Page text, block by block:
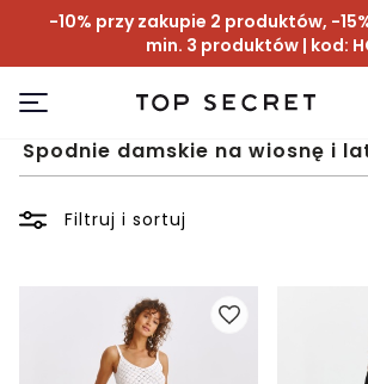
-10% przy zakupie 2 produktów, -
min. 3 produktów | kod:
Spodnie damskie na wiosnę i
Filtruj i sortuj